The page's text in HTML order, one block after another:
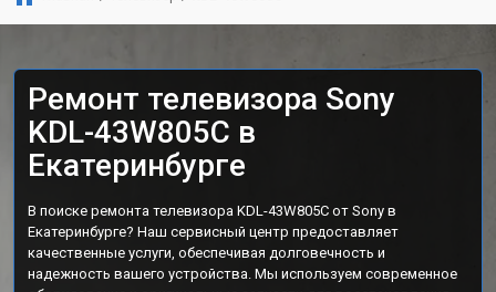
Ремонт телевизора Sony
KDL-43W805C в
Екатеринбурге
В поиске ремонта телевизора KDL-43W805C от Sony в
Екатеринбурге? Наш сервисный центр предоставляет
качественные услуги, обеспечивая долговечность и
надежность вашего устройства. Мы используем современное